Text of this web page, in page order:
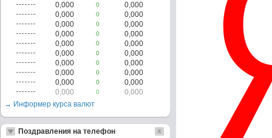
0,000
0
0,000
0,000
0
0,000
0,000
0
0,000
0,000
0
0,000
0,000
0
0,000
0,000
0
0,000
0,000
0
0,000
0,000
0
0,000
0,000
0
0,000
0,000
0
0,000
→ Информер курса валют
Поздравления на телефон